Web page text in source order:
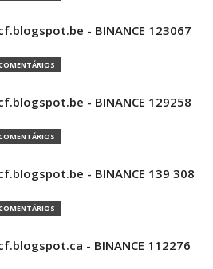
- BINANCE 123067
- BINANCE 129258
- BINANCE 139 308
- BINANCE 112276